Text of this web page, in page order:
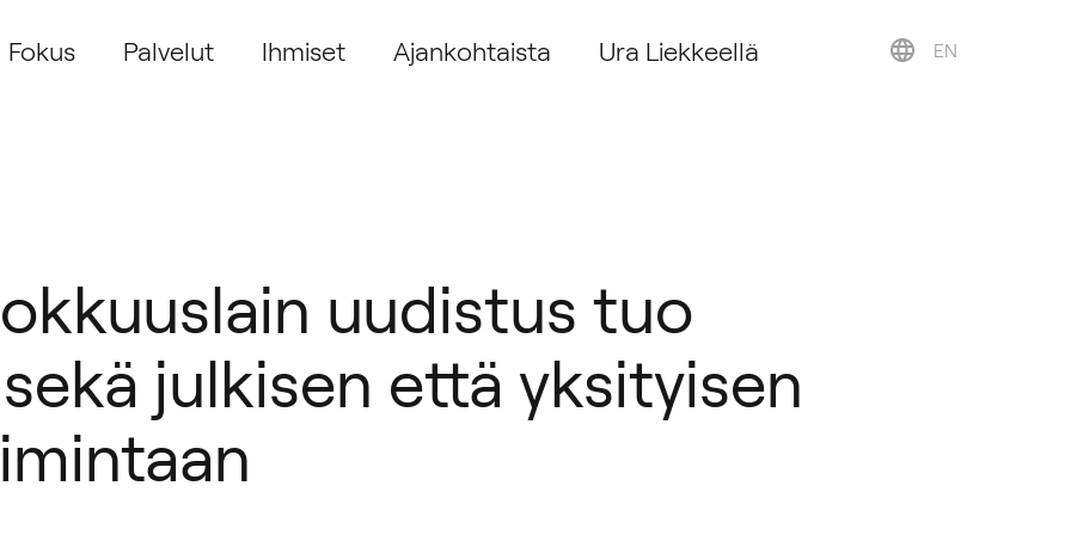
Fokus Palvelut Ihmiset Ajankohtaista Ura Liekkeellä EN
uudistus tuo
julkisen että yksityisen